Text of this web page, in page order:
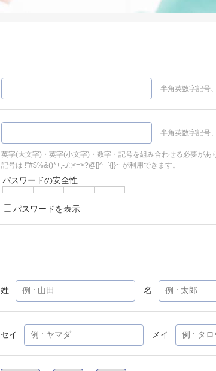
半角英数字記号
半角英数字記号
英字(大文字)・英字(小文字)・数字・記号を組み合わせる必要があ
記号は !"#$%&()*+,-./:;<=>?@[]^_`{|}~ が利用できます。
パスワードの安全性
パスワードを表示
姓 名
セイ メイ